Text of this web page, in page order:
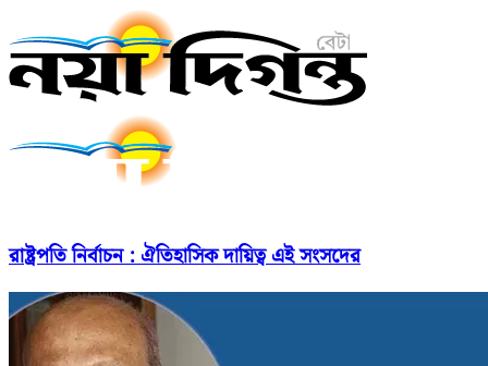
রাষ্ট্রপতি নির্বাচন : ঐতিহাসিক দায়িত্ব এই সংসদের